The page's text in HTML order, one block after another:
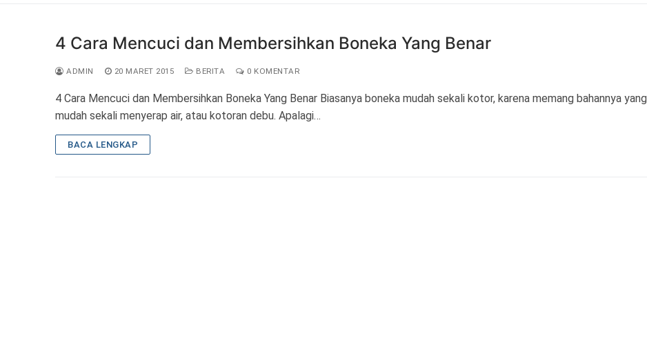
4 Cara Mencuci dan Membersihkan Boneka Yang Benar
ADMIN 20 MARET 2015 BERITA 0 KOMENTAR
4 Cara Mencuci dan Membersihkan Boneka Yang Benar Biasanya boneka mudah sekali kotor, karena memang bahannya yang
mudah sekali menyerap air, atau kotoran debu. Apalagi…
BACA LENGKAP